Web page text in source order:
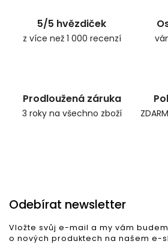
5/5 hvězdiček
z více než 1 000 recenzí
Prodloužená záruka
3 roky na všechno zboží
Odebírat newsletter
Vložte svůj e-mail a my vám
o nových produktech na našem e-